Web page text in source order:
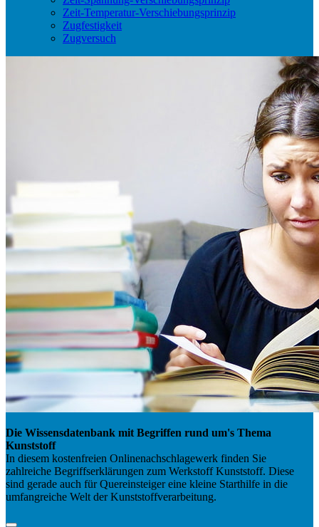
Zeit-Temperatur-Verschiebungsprinzip
Zugfestigkeit
Zugversuch
Die Wissensdatenbank mit Begriffen rund um's Thema
Kunststoff
In diesem kostenfreien Onlinenachschlagewerk finden Sie
zahlreiche Begriffserklärungen zum Werkstoff Kunststoff. Diese
sind gerade auch für Quereinsteiger eine kleine Starthilfe in die
umfangreiche Welt der Kunststoffverarbeitung.